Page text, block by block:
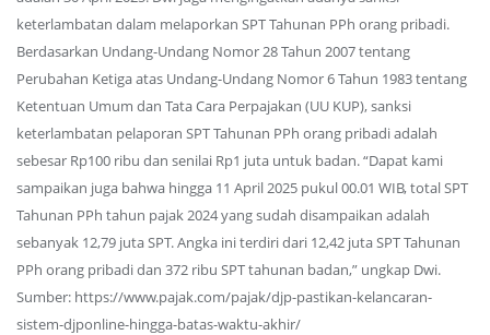
keterlambatan dalam melaporkan SPT Tahunan PPh orang pribadi.
Berdasarkan Undang-Undang Nomor 28 Tahun 2007 tentang
Perubahan Ketiga atas Undang-Undang Nomor 6 Tahun 1983 tentang
Ketentuan Umum dan Tata Cara Perpajakan (UU KUP), sanksi
keterlambatan pelaporan SPT Tahunan PPh orang pribadi adalah
sebesar Rp100 ribu dan senilai Rp1 juta untuk badan. “Dapat kami
sampaikan juga bahwa hingga 11 April 2025 pukul 00.01 WIB, total SPT
Tahunan PPh tahun pajak 2024 yang sudah disampaikan adalah
sebanyak 12,79 juta SPT. Angka ini terdiri dari 12,42 juta SPT Tahunan
PPh orang pribadi dan 372 ribu SPT tahunan badan,” ungkap Dwi.
Sumber: https://www.pajak.com/pajak/djp-pastikan-kelancaran-
sistem-djponline-hingga-batas-waktu-akhir/